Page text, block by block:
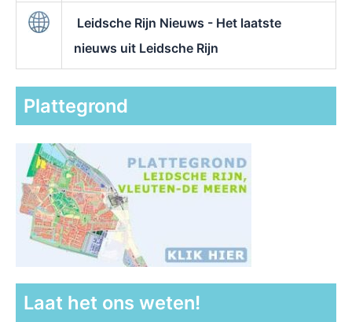
Leidsche Rijn Nieuws - Het laatste
nieuws uit Leidsche Rijn
Plattegrond
Laat het ons weten!